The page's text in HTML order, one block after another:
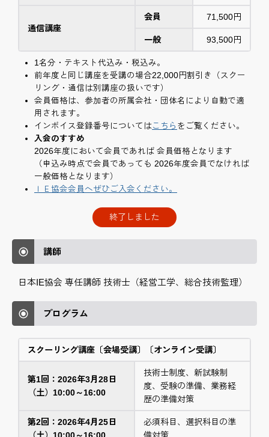
通信講座
会員 71,500円
一般 93,500円
1名分・テキスト代込み・税込み。
前年度と同じ講座を受講の場合22,000円割引き（スクー
リング・通信は別講座の扱いです）
会員価格は、参加者の所属会社・団体名により自動で適
用されます。
インボイス登録番号についてはこちら をご覧ください。
入会のすすめ
2026年度において会員であれば 会員価格となります
（申込み時点で会員であっても 2026年度会員でなければ
一般価格となります）
ＩＥ協会会員へぜひご入会ください。
終了しました
講師
日本IE協会 専任講師 技術士（経営工学、総合技術監理）
プログラム
スクーリング講座〔会場受講〕〔オンライン受講〕
第1回：2026年3月28日
（土）10:00～16:00
技術士制度、新試験制
度、受験の準備、業務経
歴の準備対策
第2回：2026年4月25日
（土）10:00～16:00
必須科目、選択科目の準
備対策